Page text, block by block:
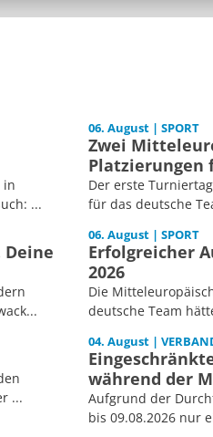
in
...
...
06. August | SPORT
Zwei
Platzierungen
Der erste
für das deutsche
06. August | SPORT
Erfolgreicher
2026
Die
deutsche Team
04. August |
während der
Aufgrund der
bis 09.08.2026 nur